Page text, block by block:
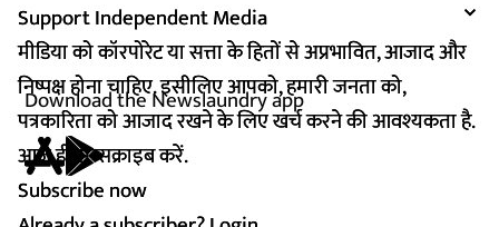
Support Independent Media
मीडिया को कॉरपोरेट या सत्ता के हितों से अप्रभावित, आजाद और
निष्पक्ष होना चाहिए. इसीलिए आपको, हमारी जनता को,
पत्रकारिता को आजाद रखने के लिए खर्च करने की आवश्यकता है.
आज ही सब्सक्राइब करें.
Subscribe now
Support Independent Media
मीडिया को कॉरपोरेट या सत्ता के हितों से अप्रभावित, आजाद और
निष्पक्ष होना चाहिए. इसीलिए आपको, हमारी जनता को,
पत्रकारिता को आजाद रखने के लिए खर्च करने की आवश्यकता है.
आज ही सब्सक्राइब करें.
Subscribe now
Download the Newslaundry app